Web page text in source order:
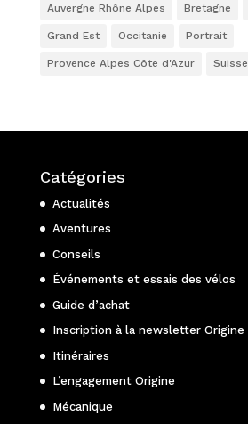
Auvergne Rhône Alpes Bretagne
Grand Est Occitanie Portrait
Provence Alpes Côte d'Azur Suisse
Catégories
Actualités
Aventures
Conseils
Événements et essais des vélos
Guide d’achat
Inscription à la newsletter Origine
Itinéraires
L’engagement Origine
Mécanique